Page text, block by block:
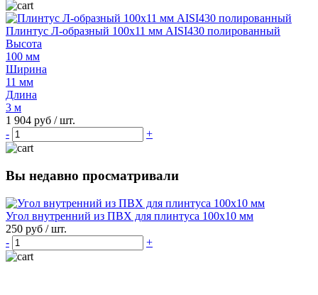
Плинтус Л-образный 100х11 мм AISI430 полированный
Высота
100 мм
Ширина
11 мм
Длина
3 м
1 904 руб / шт.
-
+
Вы недавно просматривали
Угол внутренний из ПВХ для плинтуса 100х10 мм
250 руб / шт.
-
+